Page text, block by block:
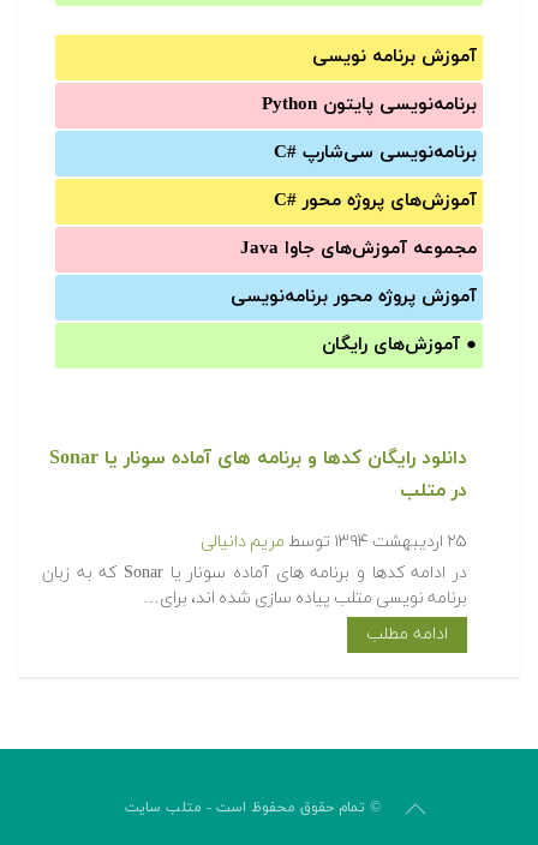
آموزش برنامه نویسی
برنامه‌نویسی پایتون Python
برنامه‌‌نویسی سی‌شارپ C#‎
آموزش‌های پروژه محور #C
مجموعه آموزش‌های جاوا Java
آموزش‌ پروژه محور برنامه‌نویسی
● آموزش‌های رایگان
‫‫دانلود رایگان کدها و برنامه های آماده سونار یا Sonar
در متلب‬‬
۲۵ اردیبهشت ۱۳۹۴ توسط مریم دانیالی
‫در ادامه کدها و برنامه های آماده سونار یا Sonar که به زبان
برنامه نویسی متلب پیاده سازی شده اند، برای…
ادامه مطلب
© تمام حقوق محفوظ است - متلب سایت